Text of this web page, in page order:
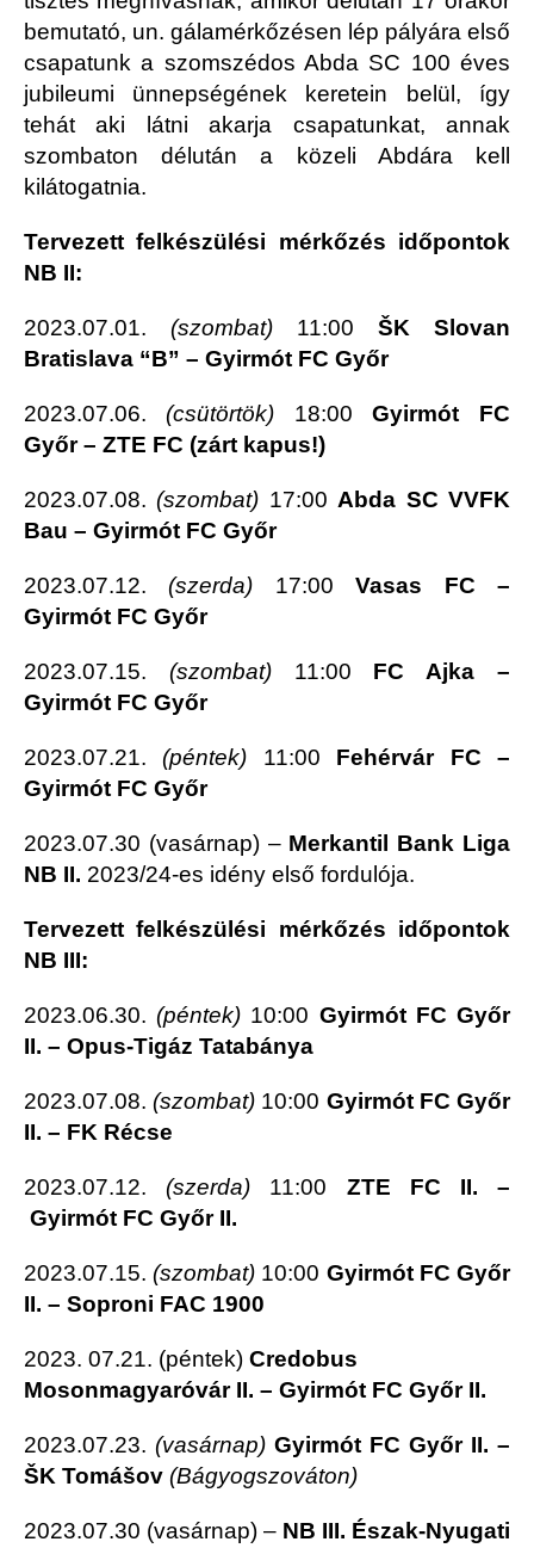
bemutató, un. gálamérkőzésen lép pályára első
csapatunk a szomszédos Abda SC 100 éves
jubileumi ünnepségének keretein belül, így
tehát aki látni akarja csapatunkat, annak
szombaton délután a közeli Abdára kell
kilátogatnia.
Tervezett felkészülési mérkőzés időpontok
NB II:
2023.07.01. (szombat) 11:00 ŠK Slovan
Bratislava “B” – Gyirmót FC Győr
2023.07.06.(csütörtök) 18:00Gyirmót FC
Győr – ZTE FC (zárt kapus!)
2023.07.08.(szombat) 17:00Abda SC VVFK
Bau – Gyirmót FC Győr
2023.07.12.(szerda) 17:00Vasas FC –
Gyirmót FC Győr
2023.07.15. (szombat) 11:00 FC Ajka –
Gyirmót FC Győr
2023.07.21.(péntek) 11:00 Fehérvár FC –
Gyirmót FC Győr
2023.07.30 (vasárnap) – Merkantil Bank Liga
NB II. 2023/24-es idény első fordulója.
Tervezett felkészülési mérkőzés időpontok
NB III:
2023.06.30.(péntek) 10:00 Gyirmót FC Győr
II. – Opus-Tigáz Tatabánya
2023.07.08.(szombat) 10:00 Gyirmót FC Győr
II. – FK Récse
2023.07.12.(szerda) 11:00 ZTE FC II. –
Gyirmót FC Győr II.
2023.07.15.(szombat) 10:00 Gyirmót FC Győr
II. – Soproni FAC 1900
2023. 07.21. (péntek) Credobus
Mosonmagyaróvár II. – Gyirmót FC Győr II.
2023.07.23. (vasárnap) Gyirmót FC Győr II. –
ŠK Tomášov (Bágyogszováton)
2023.07.30 (vasárnap) – NB III. Észak-Nyugati